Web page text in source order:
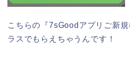
こちらの『7sGoodアプリご新
ラスでもらえちゃうんです！